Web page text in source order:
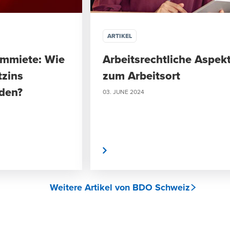
Wie
ARTIKEL
Arbeitsrechtliche
zum Arbeitsort
03. JUNE 2024
Weitere Artikel von BDO Schweiz